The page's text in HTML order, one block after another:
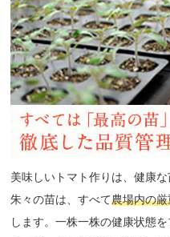
美味しいトマト作りは、健康
朱々の苗は、すべて農場内の
します。一株一株の健康状態